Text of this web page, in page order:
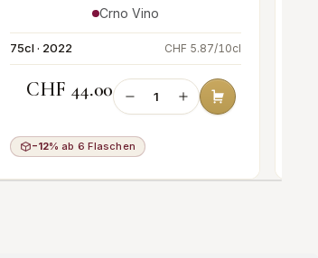
Crno Vino
75cl · 2022 CHF 5.87/10cl
CHF 44.00
−12% ab 6 Flaschen